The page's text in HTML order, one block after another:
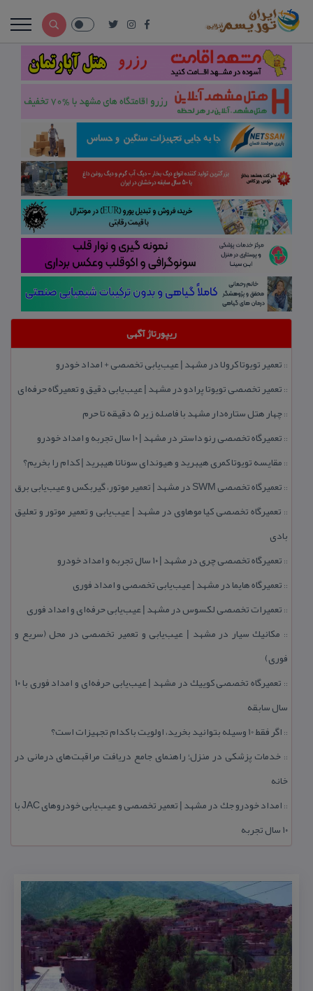
ریپورتاژ آگهی
:: تعمیر تویوتا كرولا در مشهد | عیب‌یابی تخصصی + امداد خودرو
:: تعمیر تخصصی تویوتا پرادو در مشهد | عیب‌یابی دقیق و تعمیرگاه حرفه‌ای
::چهار هتل‌ ستاره‌دار مشهد با فاصله زیر 5 دقیقه تا حرم
:: تعمیرگاه تخصصی رنو داستر در مشهد | ۱۰ سال تجربه و امداد خودرو
:: مقایسه تویوتا كمری هیبرید و هیوندای سوناتا هیبرید | كدام را بخریم؟
:: تعمیرگاه تخصصی SWM در مشهد | تعمیر موتور، گیربكس و عیب‌یابی برق
:: تعمیرگاه تخصصی كیا موهاوی در مشهد | عیب‌یابی و تعمیر موتور و تعلیق
بادی
:: تعمیرگاه تخصصی چری در مشهد | ۱۰ سال تجربه و امداد خودرو
:: تعمیرگاه هایما در مشهد | عیب‌یابی تخصصی و امداد فوری
:: تعمیرات تخصصی لكسوس در مشهد | عیب‌یابی حرفه‌ای و امداد فوری
:: مكانیك سیار در مشهد | عیب‌یابی و تعمیر تخصصی در محل (سریع و
فوری)
::
تعمیرگاه تخصصی كوییك در مشهد | عیب‌یابی حرفه‌ای و امداد فوری با ۱۰
سال سابقه
:: اگر فقط 10 وسیله بتوانید بخرید، اولویت با كدام تجهیزات است؟
:: خدمات پزشكی در منزل؛ راهنمای جامع دریافت مراقبت‌های درمانی در
خانه
::
امداد خودرو جك در مشهد | تعمیر تخصصی و عیب‌یابی خودروهای JAC با
۱۰ سال تجربه